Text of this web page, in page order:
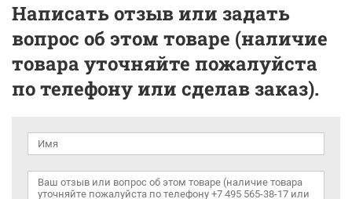
Написать отзыв или задать
вопрос об этом товаре (наличие
товара уточняйте пожалуйста
по телефону или сделав заказ).